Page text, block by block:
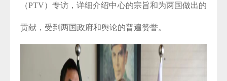
（PTV）专访，详细介绍中心的宗旨和为两国做出的
贡献，受到两国政府和舆论的普遍赞誉。